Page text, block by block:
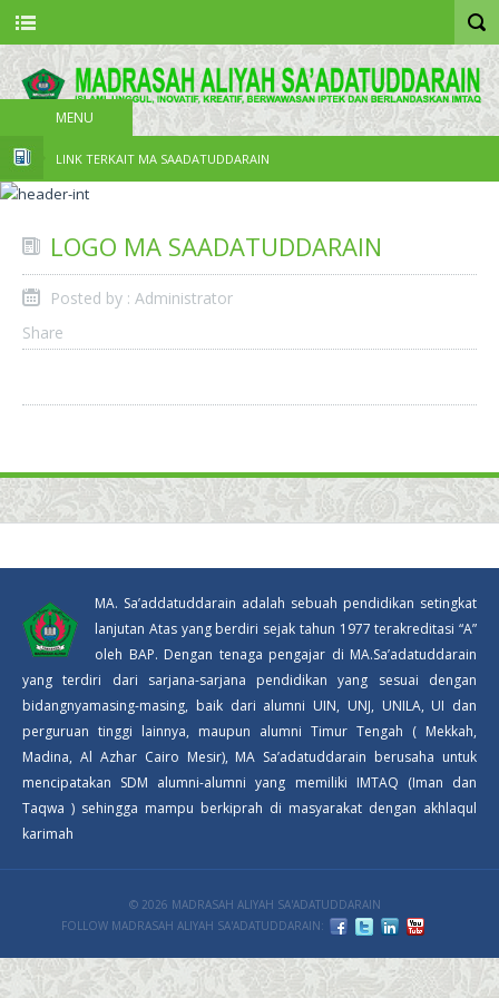
MENU
LINK TERKAIT MA SAADATUDDARAIN
LOGO MA SAADATUDDARAIN
Posted by : Administrator
Share
MA. Sa’addatuddarain adalah sebuah pendidikan setingkat
lanjutan Atas yang berdiri sejak tahun 1977 terakreditasi “A”
oleh BAP. Dengan tenaga pengajar di MA.Sa’adatuddarain
yang terdiri dari sarjana-sarjana pendidikan yang sesuai dengan
bidangnyamasing-masing, baik dari alumni UIN, UNJ, UNILA, UI dan
perguruan tinggi lainnya, maupun alumni Timur Tengah ( Mekkah,
Madina, Al Azhar Cairo Mesir), MA Sa’adatuddarain berusaha untuk
mencipatakan SDM alumni-alumni yang memiliki IMTAQ (Iman dan
Taqwa ) sehingga mampu berkiprah di masyarakat dengan akhlaqul
karimah
© 2026 MADRASAH ALIYAH SA'ADATUDDARAIN
FOLLOW MADRASAH ALIYAH SA'ADATUDDARAIN: